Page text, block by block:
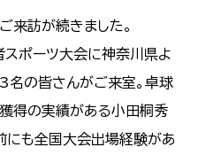
来訪が続きました。
ポーツ大会に神奈川県よ
名の皆さんがご来室。卓球
得の実績がある小田桐秀
にも全国大会出場経験があ